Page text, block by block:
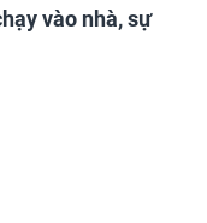
vào nhà, sự